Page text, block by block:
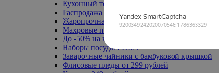
Кухонный текстиль
Распродажа до -50%
Жаропрочная посуда
Махровые полотенца
До -50% на ковры
Наборы посуды FORA
Заварочные чайники с бамбуковой крышкой
Флисовые пледы от 299 рублей